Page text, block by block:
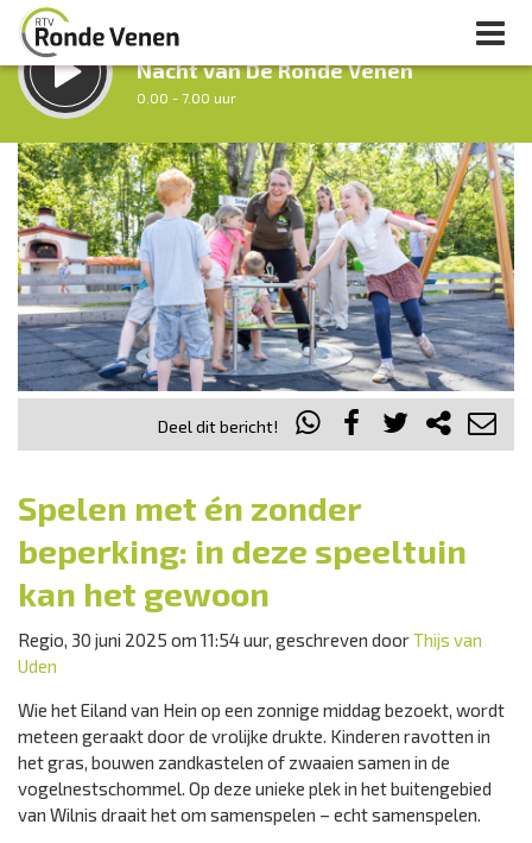
LUISTER LIVE:
Nacht van De Ronde Venen
0.00 - 7.00 uur
STRAKS:
Ochtendronde
7.00 - 12.00 uur
Vorig uur
uur 1 van 0 Volgend uur
Inklappen
Deel dit bericht!
Spelen met én zonder
beperking: in deze speeltuin
kan het gewoon
Regio, 30 juni 2025 om 11:54 uur, geschreven doorThijs van
Uden
Wie het Eiland van Hein op een zonnige middag bezoekt, wordt
meteen geraakt door de vrolijke drukte. Kinderen ravotten in
het gras, bouwen zandkastelen of zwaaien samen in de
vogelnestschommel. Op deze unieke plek in het buitengebied
van Wilnis draait het om samenspelen – echt samenspelen.